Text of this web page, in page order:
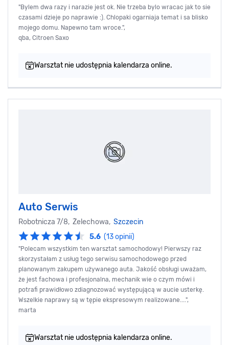
"Bylem dwa razy i narazie jest ok. Nie trzeba bylo wracac jak to sie
czasami dzieje po naprawie :). Chlopaki ogarniaja temat i sa blisko
mojego domu. Napewno tam wroce.",
qba, Citroen Saxo
Warsztat nie udostępnia kalendarza online.
Auto Serwis
Robotnicza 7/8, Żelechowa, Szczecin
5.6 (13 opinii)
"Polecam wszystkim ten warsztat samochodowy! Pierwszy raz
skorzystałam z usług tego serwisu samochodowego przed
planowanym zakupem używanego auta. Jakość obsługi uważam,
że jest fachowa i profesjonalna, mechanik wie o czym mówi i
potrafi prawidłowo zdiagnozować występującą w aucie usterkę.
Wszelkie naprawy są w tępie ekspresowym realizowane....",
marta
Warsztat nie udostępnia kalendarza online.